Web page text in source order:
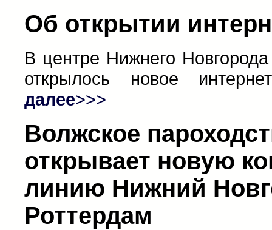
Об открытии
В центре Нижнего
открылось новое
далее>>>
Волжское
открывает новую
линию Нижний
Роттердам